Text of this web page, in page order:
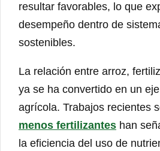
resultar favorables, lo que
desempeño dentro de
sostenibles.
La relación entre arroz,
ya se ha convertido en un
agrícola. Trabajos recientes
menos fertilizantes han
la eficiencia del uso de